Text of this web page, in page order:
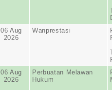
06 Aug
2026
Wanprestasi
06 Aug
2026
Perbuatan Melawan
Hukum